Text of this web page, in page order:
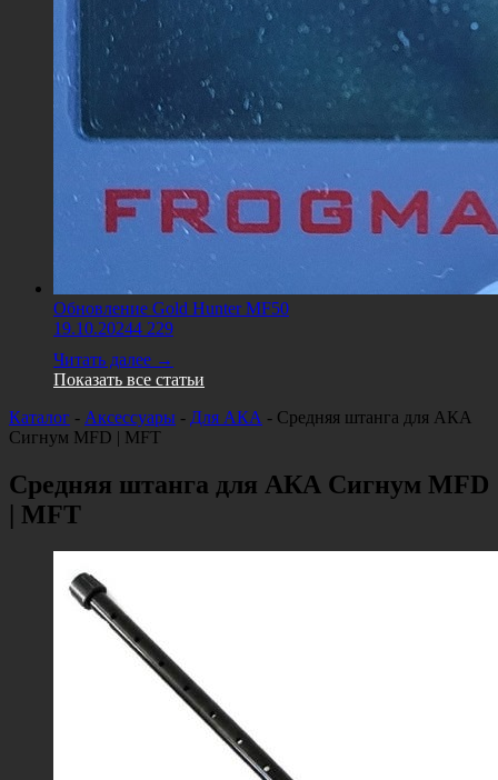
Обновление Gold Hunter MF50
19.10.20244 229
Читать далее →
Показать все статьи
Каталог - Аксессуары - Для АКА - Средняя штанга для АКА
Сигнум MFD | MFT
Средняя штанга для АКА Сигнум MFD
| MFT